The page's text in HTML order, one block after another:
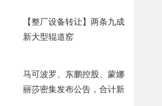
【整厂设备转让】两条九成
新大型辊道窑
马可波罗、东鹏控股、蒙娜
丽莎密集发布公告，合计新